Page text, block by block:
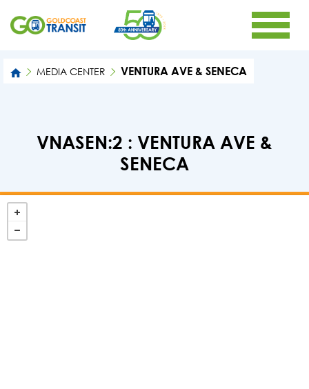
MEDIA CENTER VENTURA AVE & SENECA
VNASEN:2 : VENTURA AVE &
SENECA